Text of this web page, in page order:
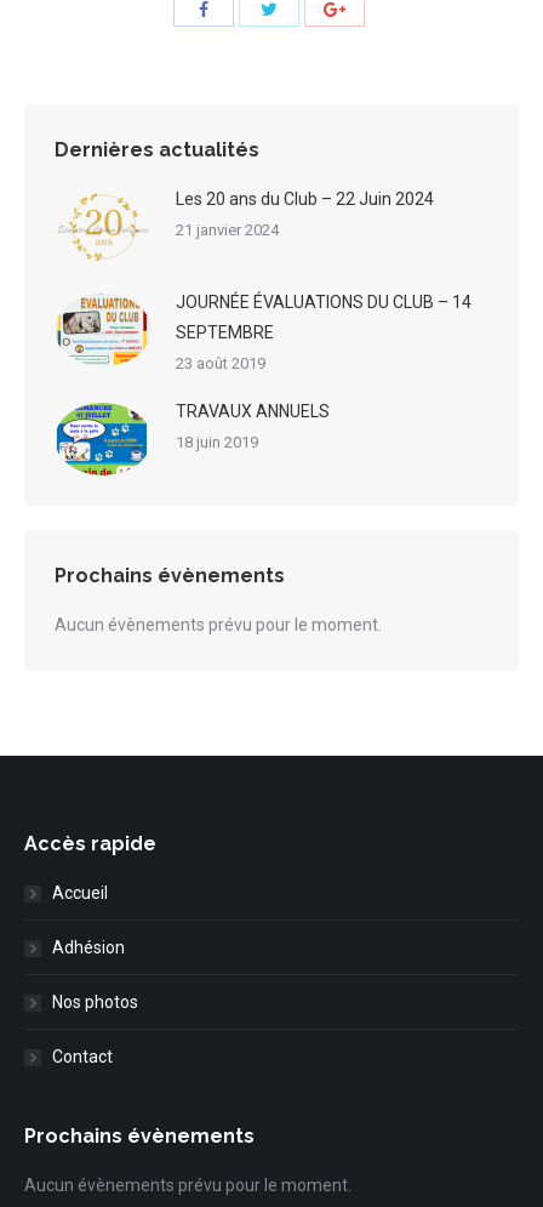
Dernières actualités
Les 20 ans du Club – 22 Juin 2024
21 janvier 2024
JOURNÉE ÉVALUATIONS DU CLUB – 14
SEPTEMBRE
23 août 2019
TRAVAUX ANNUELS
18 juin 2019
Prochains évènements
Aucun évènements prévu pour le moment.
Accès rapide
Accueil
Adhésion
Nos photos
Contact
Prochains évènements
Aucun évènements prévu pour le moment.